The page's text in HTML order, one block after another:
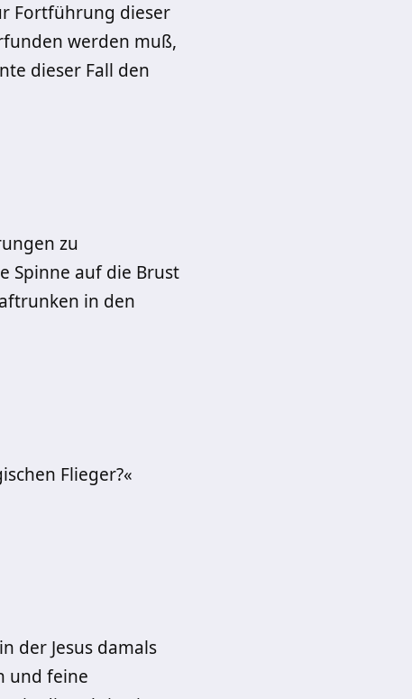
Fortführung dieser
werden muß,
dieser Fall den
zu
Spinne auf die Brust
in den
Flieger?«
der Jesus damals
und feine